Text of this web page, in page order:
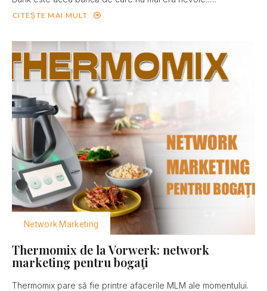
CITEȘTE MAI MULT
Network Marketing
Thermomix de la Vorwerk: network
marketing pentru bogaţi
Thermomix pare să fie printre afacerile MLM ale momentului.